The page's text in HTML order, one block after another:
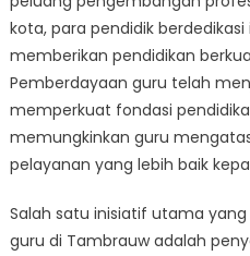
kota, para pendidik
memberikan pendidikan
Pemberdayaan guru telah
memperkuat fondasi
memungkinkan guru
pelayanan yang lebih baik
Salah satu inisiatif utama
guru di Tambrauw adalah